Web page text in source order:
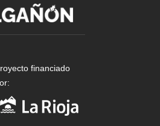
financiado